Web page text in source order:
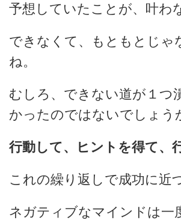
予想していたことが、叶わ
できなくて、もともとじゃ
ね。
むしろ、できない道が１つ
かったのではないでしょう
行動して、ヒントを得て、
これの繰り返しで成功に近
ネガティブなマインドは一